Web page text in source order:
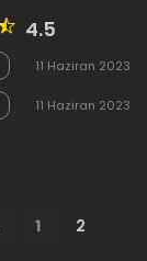
4.5
11 Haziran 2023
11 Haziran 2023
1
2